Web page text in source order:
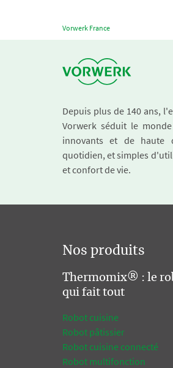
Vorwerk France
Depuis plus de 140 ans,
Vorwerk séduit le
innovants et de haute
quotidien, et simples
et confort de vie.
Nos produits
Thermomix® : le
qui fait tout
Robot cuisine
Robot pâtissier
Robot cuisine connecté
Robot multifonction